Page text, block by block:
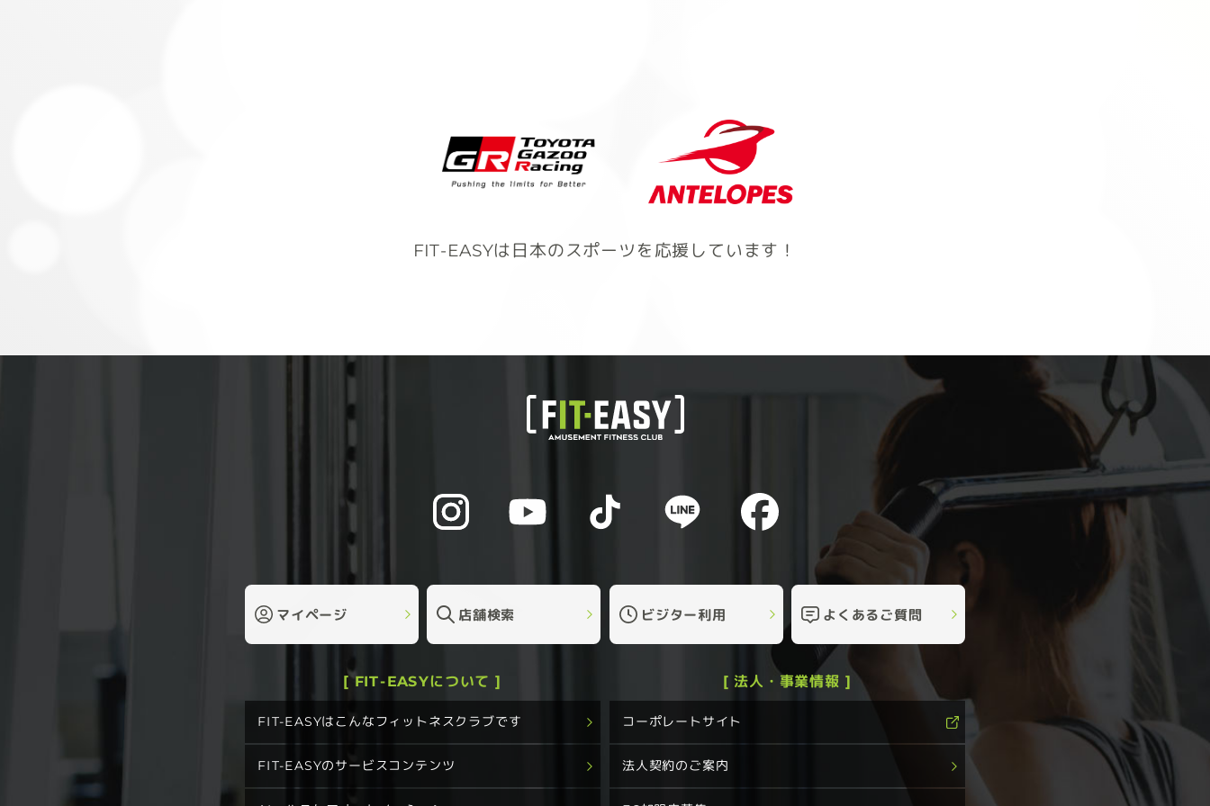
FIT-EASYは日本のスポーツを応援しています！
マイページ 店舗検索 ビジター利用 よくあるご質問
[ FIT-EASYについて ]
FIT-EASYはこんなフィットネスクラブです
FIT-EASYのサービスコンテンツ
[ 法人・事業情報 ]
コーポレートサイト
法人契約のご案内